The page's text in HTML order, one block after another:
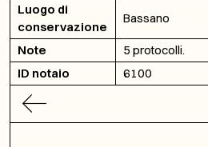
Luogo di
conservazione
Bassano
Note
5 protocolli.
ID notaio
6100